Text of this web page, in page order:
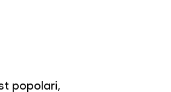
popolari,